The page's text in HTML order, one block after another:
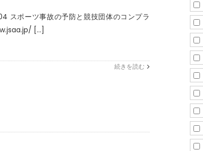
スポーツ事故の予防と競技団体のコンプラ
[...]
続きを読む